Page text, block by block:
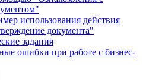
использования действия
документа"
задания
ошибки при работе с бизнес-